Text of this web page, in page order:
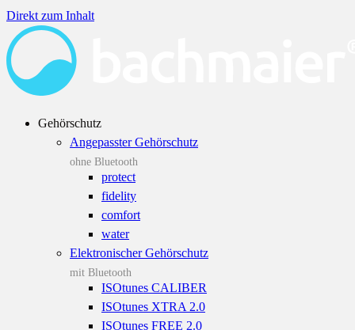
Direkt zum Inhalt
Gehörschutz
Angepasster Gehörschutz
ohne Bluetooth
protect
fidelity
comfort
water
Elektronischer Gehörschutz
mit Bluetooth
ISOtunes CALIBER
ISOtunes XTRA 2.0
ISOtunes FREE 2.0